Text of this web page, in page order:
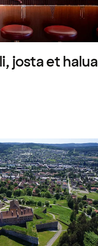
josta et halua